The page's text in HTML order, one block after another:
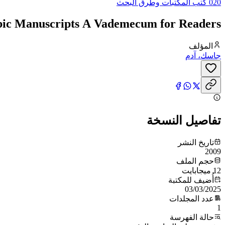
020 كتب المكتبات وطرق البحث
Manuscripts A Vademecum for Readers
المؤلف
جاسك، آدم
تفاصيل النسخة
تاريخ النشر
2009
حجم الملف
12 ميجابايت
أُضيف للمكتبة
03/03/2025
عدد المجلدات
1
حالة الفهرسة